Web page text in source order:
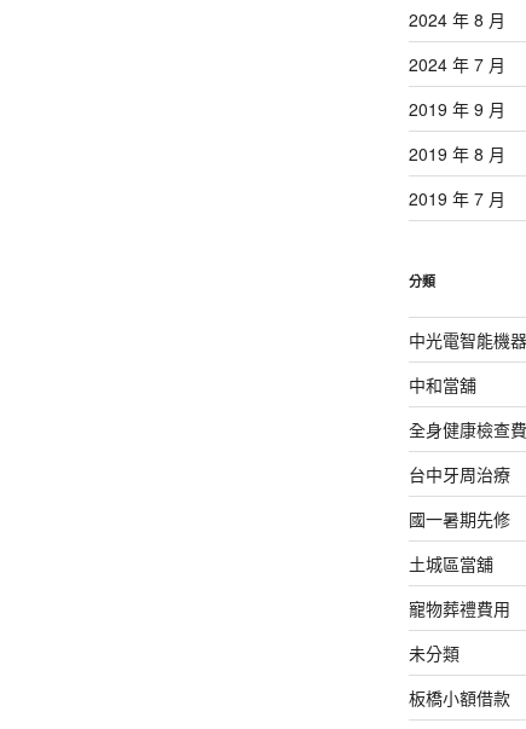
2024 年 8 月
2024 年 7 月
2019 年 9 月
2019 年 8 月
2019 年 7 月
分類
中光電智能機
中和當舖
全身健康檢查
台中牙周治療
國一暑期先修
土城區當舖
寵物葬禮費用
未分類
板橋小額借款